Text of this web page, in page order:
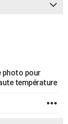
photo pour
température